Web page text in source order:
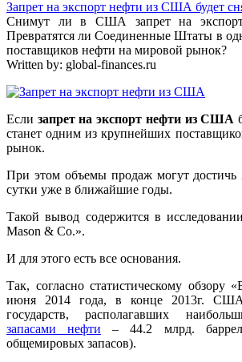
Запрет на экспорт нефти из США будет
Снимут ли в США запрет на
Превратятся ли Соединенные Штаты в
поставщиков нефти на мировой рынок?
Written by: global-finances.ru
Если запрет на экспорт нефти из США
станет одним из крупнейших
рынок.
При этом объемы продаж могут достичь
сутки уже в ближайшие годы.
Такой вывод содержится в
Mason & Co.».
И для этого есть все основания.
Так, согласно статистическому обзору
июня 2014 года, в конце 2013г.
государств, располагавших
запасами нефти – 44.2 млрд.
общемировых запасов).